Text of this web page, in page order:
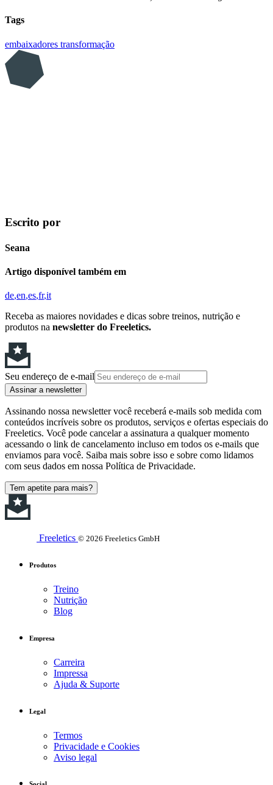
Tags
embaixadores transformação
Escrito por
Seana
Artigo disponível também em
de en es fr it
Receba as maiores novidades e dicas sobre treinos, nutrição e
produtos na newsletter do Freeletics.
Seu endereço de e-mail
Assinar a newsletter
Assinando nossa newsletter você receberá e-mails sob medida com
conteúdos incríveis sobre os produtos, serviços e ofertas especiais do
Freeletics. Você pode cancelar a assinatura a qualquer momento
acessando o link de cancelamento incluso em todos os e-mails que
enviamos para você. Saiba mais sobre isso e sobre como lidamos
com seus dados em nossa Política de Privacidade.
Tem apetite para mais?
Freeletics © 2026 Freeletics GmbH
Produtos
Treino
Nutrição
Blog
Empresa
Carreira
Impressa
Ajuda & Suporte
Legal
Termos
Privacidade e Cookies
Aviso legal